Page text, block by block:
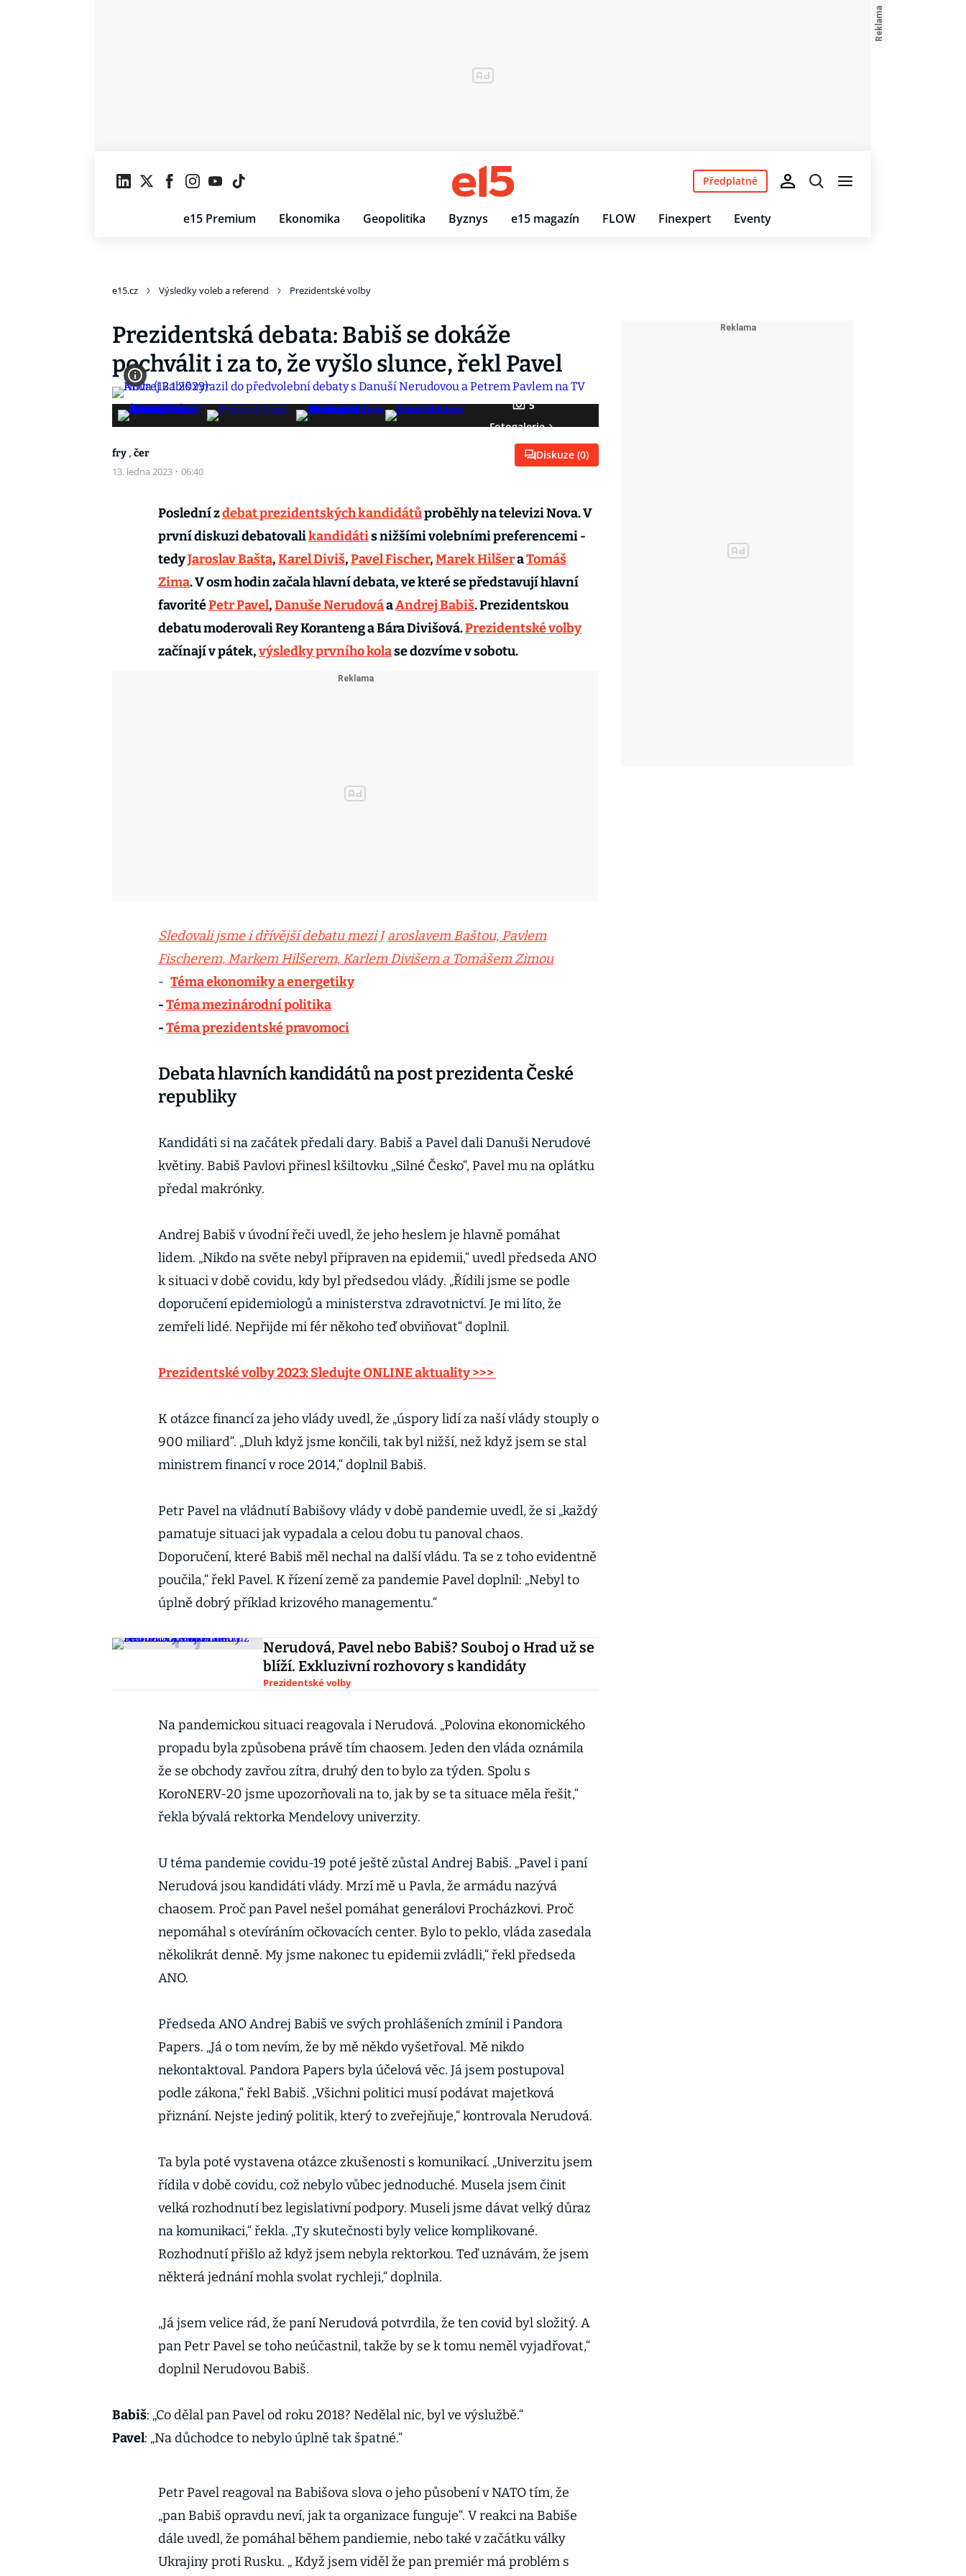
e15 Premium Ekonomika Geopolitika Byznys e15 magazín FLOW Finexpert Eventy
Předplatné
e15.cz Výsledky voleb a referend Prezidentské volby
Prezidentská debata: Babiš se dokáže
pochválit i za to, že vyšlo slunce, řekl Pavel
5
Fotogalerie
fry , čer
13. ledna 2023 · 06:40
Diskuze (0)
Poslední zdebat prezidentských kandidátůproběhly na televizi Nova. V
první diskuzi debatovalikandidátis nižšími volebními preferencemi -
tedyJaroslav Bašta,Karel Diviš,Pavel Fischer,Marek HilšeraTomáš
Zima. V osm hodin začala hlavní debata, ve které se představují hlavní
favoritéPetr Pavel,Danuše NerudováaAndrej Babiš. Prezidentskou
debatu moderovali Rey Koranteng a Bára Divišová.Prezidentské volby
začínají v pátek,výsledky prvního kolase dozvíme v sobotu.
Sledovali jsme i dřívější debatu mezi J aroslavem Baštou, Pavlem
Fischerem, Markem Hilšerem, Karlem Divišem a Tomášem Zimou
- Téma ekonomiky a energetiky
-Téma mezinárodní politika
-Téma prezidentské pravomoci
Debata hlavních kandidátů na post prezidenta České
republiky
Kandidáti si na začátek předali dary. Babiš a Pavel dali Danuši Nerudové
květiny. Babiš Pavlovi přinesl kšiltovku „Silné Česko“, Pavel mu na oplátku
předal makrónky.
Andrej Babiš v úvodní řeči uvedl, že jeho heslem je hlavně pomáhat
lidem. „Nikdo na světe nebyl připraven na epidemii,“ uvedl předseda ANO
k situaci v době covidu, kdy byl předsedou vlády. „Řídili jsme se podle
doporučení epidemiologů a ministerstva zdravotnictví. Je mi líto, že
zemřeli lidé. Nepřijde mi fér někoho teď obviňovat“ doplnil.
Prezidentské volby 2023: Sledujte ONLINE aktuality >>>
K otázce financí za jeho vlády uvedl, že „úspory lidí za naší vlády stouply o
900 miliard“. „Dluh když jsme končili, tak byl nižší, než když jsem se stal
ministrem financí v roce 2014,“ doplnil Babiš.
Petr Pavel na vládnutí Babišovy vlády v době pandemie uvedl, že si „každý
pamatuje situaci jak vypadala a celou dobu tu panoval chaos.
Doporučení, které Babiš měl nechal na další vládu. Ta se z toho evidentně
poučila,“ řekl Pavel. K řízení země za pandemie Pavel doplnil: „Nebyl to
úplně dobrý příklad krizového managementu.“
Nerudová, Pavel nebo Babiš? Souboj o Hrad už se
blíží. Exkluzivní rozhovory s kandidáty
Prezidentské volby
Na pandemickou situaci reagovala i Nerudová. „Polovina ekonomického
propadu byla způsobena právě tím chaosem. Jeden den vláda oznámila
že se obchody zavřou zítra, druhý den to bylo za týden. Spolu s
KoroNERV-20 jsme upozorňovali na to, jak by se ta situace měla řešit,“
řekla bývalá rektorka Mendelovy univerzity.
U téma pandemie covidu-19 poté ještě zůstal Andrej Babiš. „Pavel i paní
Nerudová jsou kandidáti vlády. Mrzí mě u Pavla, že armádu nazývá
chaosem. Proč pan Pavel nešel pomáhat generálovi Procházkovi. Proč
nepomáhal s otevíráním očkovacích center. Bylo to peklo, vláda zasedala
několikrát denně. My jsme nakonec tu epidemii zvládli,“ řekl předseda
ANO.
Předseda ANO Andrej Babiš ve svých prohlášeních zmínil i Pandora
Papers. „Já o tom nevím, že by mě někdo vyšetřoval. Mě nikdo
nekontaktoval. Pandora Papers byla účelová věc. Já jsem postupoval
podle zákona,“ řekl Babiš. „Všichni politici musí podávat majetková
přiznání. Nejste jediný politik, který to zveřejňuje,“ kontrovala Nerudová.
Ta byla poté vystavena otázce zkušenosti s komunikací. „Univerzitu jsem
řídila v době covidu, což nebylo vůbec jednoduché. Musela jsem činit
velká rozhodnutí bez legislativní podpory. Museli jsme dávat velký důraz
na komunikaci,“ řekla. „Ty skutečnosti byly velice komplikované.
Rozhodnutí přišlo až když jsem nebyla rektorkou. Teď uznávám, že jsem
některá jednání mohla svolat rychleji,“ doplnila.
„Já jsem velice rád, že paní Nerudová potvrdila, že ten covid byl složitý. A
pan Petr Pavel se toho neúčastnil, takže by se k tomu neměl vyjadřovat,“
doplnil Nerudovou Babiš.
Babiš: „Co dělal pan Pavel od roku 2018? Nedělal nic, byl ve výslužbě.“
Pavel: „Na důchodce to nebylo úplně tak špatné.“
Petr Pavel reagoval na Babišova slova o jeho působení v NATO tím, že
„pan Babiš opravdu neví, jak ta organizace funguje“. V reakci na Babiše
dále uvedl, že pomáhal během pandiemie, nebo také v začátku války
Ukrajiny proti Rusku. „ Když jsem viděl že pan premiér má problém s